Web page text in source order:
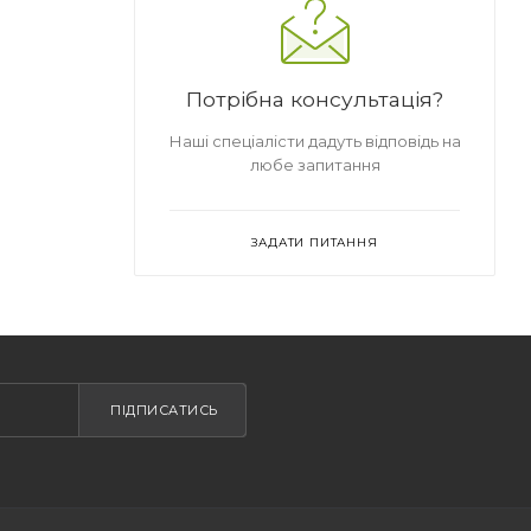
Потрібна консультація?
Наші спеціалісти дадуть відповідь на
любе запитання
ЗАДАТИ ПИТАННЯ
ПІДПИСАТИСЬ